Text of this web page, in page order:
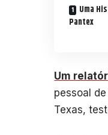
Uma
Pantex
Um
pessoal
Texas,